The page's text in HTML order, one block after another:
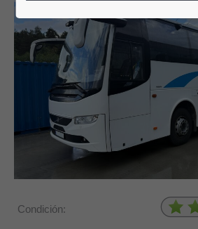
Condición: